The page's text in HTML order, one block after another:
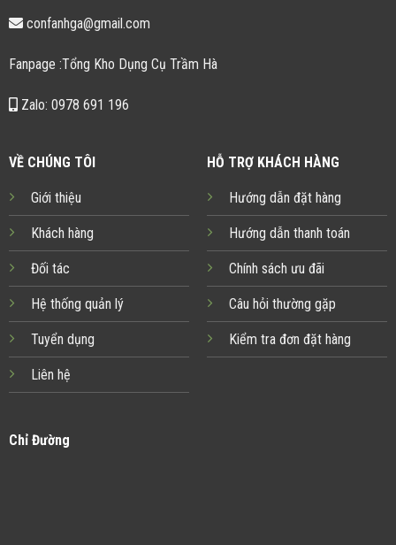
confanhga@gmail.com
Fanpage :Tổng Kho Dụng Cụ Trầm Hà
Zalo: 0978 691 196
VỀ CHÚNG TÔI
Giới thiệu
Khách hàng
Đối tác
Hệ thống quản lý
Tuyển dụng
Liên hệ
HỖ TRỢ KHÁCH HÀNG
Hướng dẫn đặt hàng
Hướng dẫn thanh toán
Chính sách ưu đãi
Câu hỏi thường gặp
Kiểm tra đơn đặt hàng
Chỉ Đường